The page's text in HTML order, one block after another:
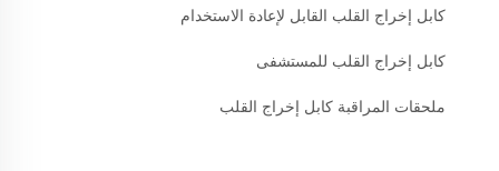
كابل إخراج القلب القابل لإعادة الاستخدام
كابل إخراج القلب للمستشفى
ملحقات المراقبة كابل إخراج القلب